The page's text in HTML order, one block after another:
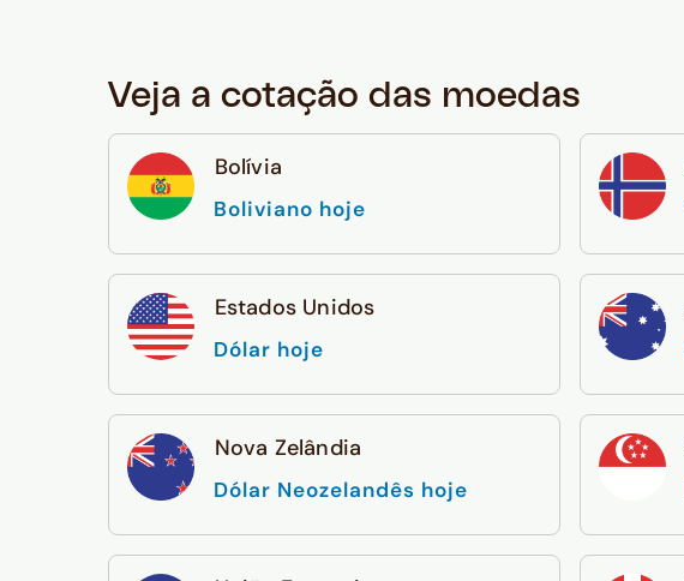
Veja a cotação das moedas
Bolívia
Boliviano hoje
Estados Unidos
Dólar hoje
Nova Zelândia
Dólar Neozelandês hoje